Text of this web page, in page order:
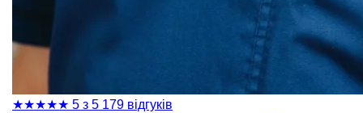
★★★★★ 5 з 5 179 відгуків